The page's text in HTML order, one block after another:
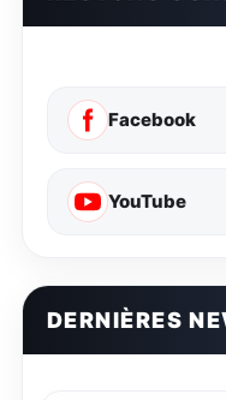
Facebook
YouTube
DERNIÈRES